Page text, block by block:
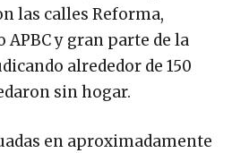
las calles Reforma,
y gran parte de la
alrededor de 150
sin hogar.
en aproximadamente